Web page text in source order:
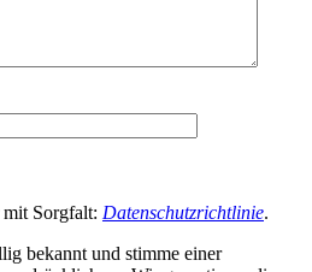
Sorgfalt: Datenschutzrichtlinie.
bekannt und stimme einer